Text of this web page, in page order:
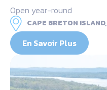
Open year-round
CAPE BRETON ISLAND,
En Savoir Plus